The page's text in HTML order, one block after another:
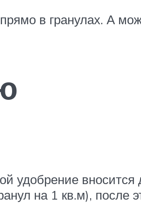
в гранулах. А
удобрение вносится
на 1 кв.м), после